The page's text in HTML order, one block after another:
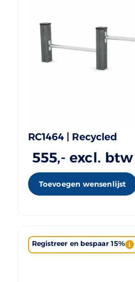
RC1464 | Recycled
555,- excl. btw
Toevoegen wensenlijst
Registreer en bespaar 15%